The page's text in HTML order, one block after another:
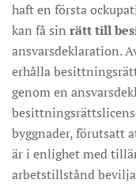
haft en första
kan få sin rätt till
ansvarsdeklaration.
erhålla
genom en
byggnader, förutsatt
är i enlighet med
arbetstillstånd